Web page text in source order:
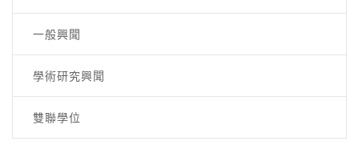
一般興聞
學術研究興聞
雙聯學位